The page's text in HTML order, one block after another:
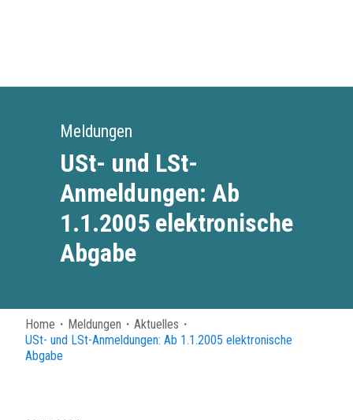
Meldungen
USt- und LSt-
Anmeldungen: Ab
1.1.2005 elektronische
Abgabe
Home ・ Meldungen ・ Aktuelles ・
USt- und LSt-Anmeldungen: Ab 1.1.2005 elektronische
Abgabe